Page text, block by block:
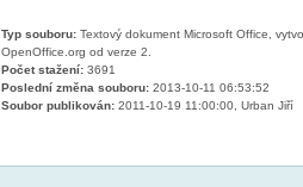
Typ souboru:Textový dokument Microsoft Office,
OpenOffice.org od verze 2.
Počet stažení:3691
Poslední změna souboru:2013-10-11 06:53:52
Soubor publikován:2011-10-19 11:00:00, Urban Jiří